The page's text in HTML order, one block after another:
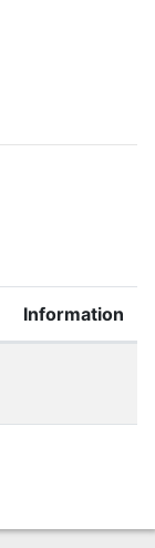
Information